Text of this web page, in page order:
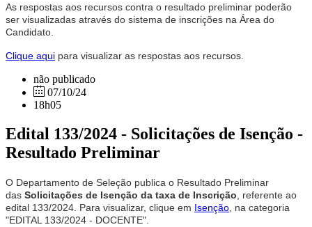
As respostas aos recursos contra o resultado preliminar poderão
ser visualizadas através do sistema de inscrições na Área do
Candidato.
Clique aqui para visualizar as respostas aos recursos.
não publicado
07/10/24
18h05
Edital 133/2024 - Solicitações de Isenção -
Resultado Preliminar
O Departamento de Seleção publica o Resultado Preliminar
das Solicitações de Isenção da taxa de Inscrição, referente ao
edital 133/2024. Para visualizar, clique em Isenção, na categoria
"EDITAL 133/2024 - DOCENTE".